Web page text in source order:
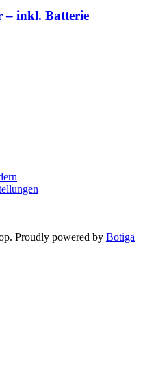
– inkl. Batterie
Proudly powered by Botiga